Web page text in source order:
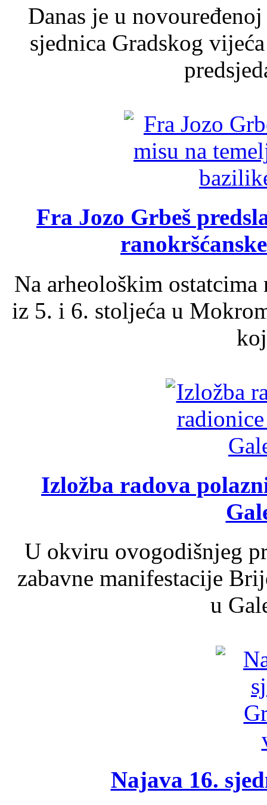
Danas je u
sjednica Gradskog
Fra Jozo Grbeš
Na arheološkim
iz 5. i 6. stoljeća u
Izložba radova
U okviru ovogodišnjeg
zabavne manifestacije
u
Najava 16.